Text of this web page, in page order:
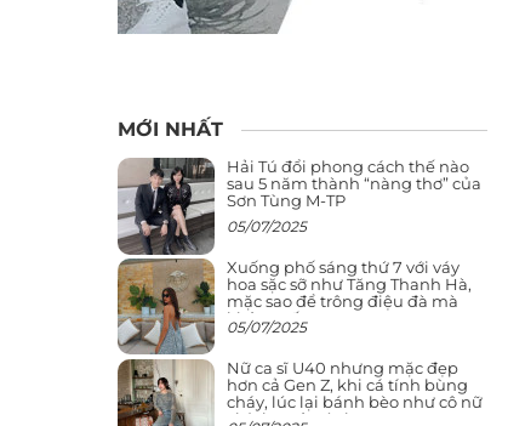
MỚI NHẤT
Hải Tú đổi phong cách thế nào
sau 5 năm thành “nàng thơ” của
Sơn Tùng M-TP
05/07/2025
Xuống phố sáng thứ 7 với váy
hoa sặc sỡ như Tăng Thanh Hà,
mặc sao để trông điệu đà mà
không sến
05/07/2025
Nữ ca sĩ U40 nhưng mặc đẹp
hơn cả Gen Z, khi cá tính bùng
cháy, lúc lại bánh bèo như cô nữ
chính ngôn tình